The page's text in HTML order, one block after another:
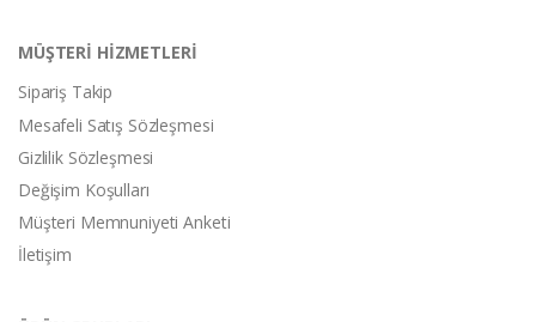
MÜŞTERİ HİZMETLERİ
Sipariş Takip
Mesafeli Satış Sözleşmesi
Gizlilik Sözleşmesi
Değişim Koşulları
Müşteri Memnuniyeti Anketi
İletişim